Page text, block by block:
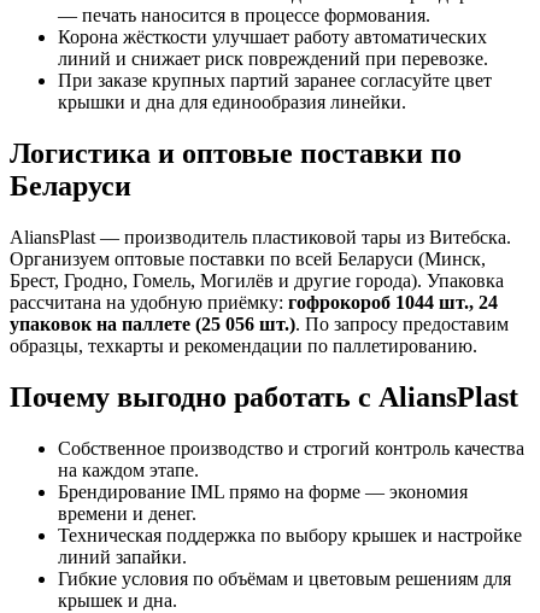
— печать наносится в процессе формования.
Корона жёсткости улучшает работу автоматических
линий и снижает риск повреждений при перевозке.
При заказе крупных партий заранее согласуйте цвет
крышки и дна для единообразия линейки.
Логистика и оптовые поставки по
Беларуси
AliansPlast — производитель пластиковой тары из Витебска.
Организуем оптовые поставки по всей Беларуси (Минск,
Брест, Гродно, Гомель, Могилёв и другие города). Упаковка
рассчитана на удобную приёмку: гофрокороб 1044 шт., 24
упаковок на паллете (25 056 шт.). По запросу предоставим
образцы, техкарты и рекомендации по паллетированию.
Почему выгодно работать с AliansPlast
Собственное производство и строгий контроль качества
на каждом этапе.
Брендирование IML прямо на форме — экономия
времени и денег.
Техническая поддержка по выбору крышек и настройке
линий запайки.
Гибкие условия по объёмам и цветовым решениям для
крышек и дна.